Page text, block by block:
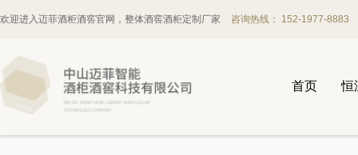
欢迎进入迈菲酒柜酒窖官网，整体酒窖酒柜定制厂家 咨询热线： 152-1977-8883
首页 恒